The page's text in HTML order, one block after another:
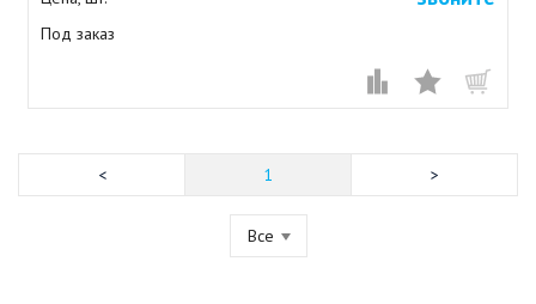
Под заказ
1
Все